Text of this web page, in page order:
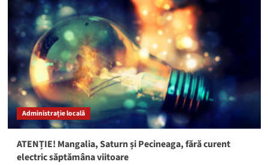
Administrație locală
ATENȚIE! Mangalia, Saturn și Pecineaga, fără curent
electric săptămâna viitoare